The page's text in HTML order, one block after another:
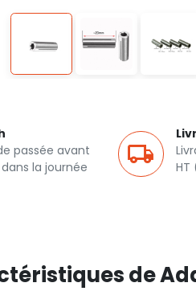
passée avant
la journée
HT
de